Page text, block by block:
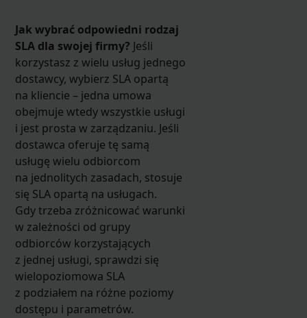
Jak wybrać odpowiedni rodzaj
SLA dla swojej firmy? Jeśli
korzystasz z wielu usług jednego
dostawcy, wybierz SLA opartą
na kliencie – jedna umowa
obejmuje wtedy wszystkie usługi
i jest prosta w zarządzaniu. Jeśli
dostawca oferuje tę samą
usługę wielu odbiorcom
na jednolitych zasadach, stosuje
się SLA opartą na usługach.
Gdy trzeba zróżnicować warunki
w zależności od grupy
odbiorców korzystających
z jednej usługi, sprawdzi się
wielopoziomowa SLA
z podziałem na różne poziomy
dostępu i parametrów.